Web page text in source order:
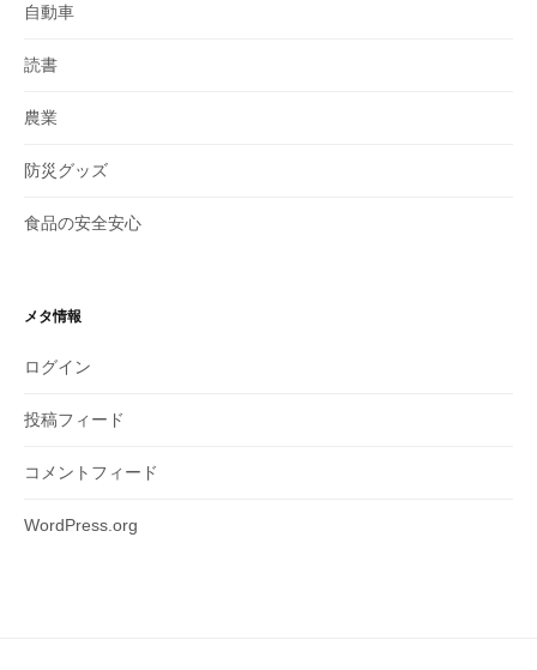
自動車
読書
農業
防災グッズ
食品の安全安心
メタ情報
ログイン
投稿フィード
コメントフィード
WordPress.org